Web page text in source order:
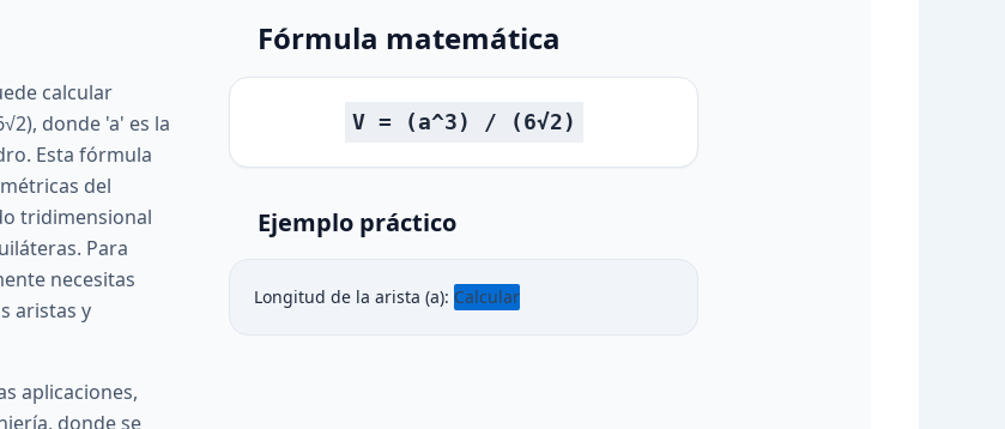
calcular
donde 'a' es la
Esta fórmula
del
tridimensional
Para
necesitas
aristas y
aplicaciones,
donde se
Fórmula matemática
V = (a^3) / (6√2)
Ejemplo práctico
Longitud de la arista (a): Calcular